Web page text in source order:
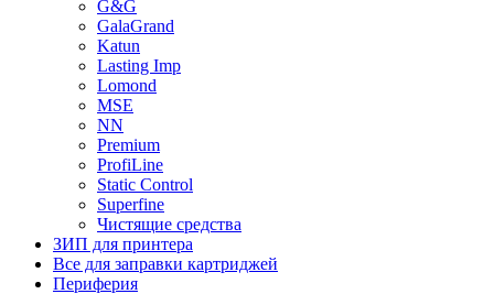
G&G
GalaGrand
Katun
Lasting Imp
Lomond
MSE
NN
Premium
ProfiLine
Static Control
Superfine
Чистящие средства
ЗИП для принтера
Все для заправки картриджей
Периферия